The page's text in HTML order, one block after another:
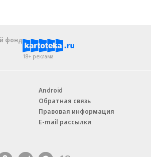
фонд
18+ реклама
Android
Обратная связь
Правовая информация
E-mail рассылки